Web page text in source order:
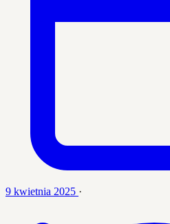
9 kwietnia 2025 ·